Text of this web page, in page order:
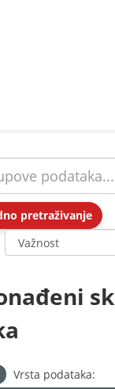
pretraživanje
Vrsta podataka: